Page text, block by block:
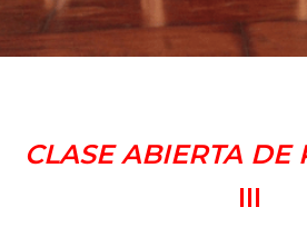
Inicio»CLASE ABIERTA DE
CLASE ABIERTA DE
III